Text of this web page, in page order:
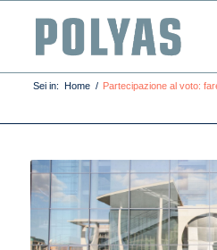
Sei in: Home / Partecipazione al voto: